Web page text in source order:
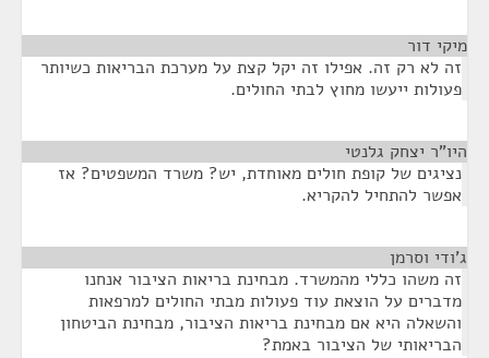
מיקי דור
זה לא רק זה. אפילו זה יקל קצת על מערכת הבריאות כשיותר
פעולות ייעשו מחוץ לבתי החולים.
היו"ר יצחק גלנטי
נציגים של קופת חולים מאוחדת, יש? משרד המשפטים? אז
אפשר להתחיל להקריא.
ג'ודי וסרמן
זה משהו כללי מהמשרד. מבחינת בריאות הציבור אנחנו
מדברים על הוצאת עוד פעולות מבתי החולים למרפאות
והשאלה היא אם מבחינת בריאות הציבור, מבחינת הביטחון
הבריאותי של הציבור באמת?